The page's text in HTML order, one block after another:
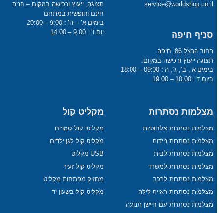
service@worldshop.co.il
סניף חיפה
רחוב הרצל 86, חיפה.
תצוגה ייעוץ ורכישה במקום.
בימים א’, ב’, ג’, ה’: 09:00 – 18:00
ביום ד’: 10:00 – 19:00
תצוגה, ייעוץ ורכישה במקום – חניה
חינם וחופשית במתחם
בימים א’ – ה’ : 9:00 – 20:00
יום ו’ : 9:00 – 14:00
מצלמות נסתרות
מצלמות נסתרות אלחוטיות
מצלמות נסתרות ניידות
מצלמות נסתרות לבית
מצלמות נסתרות למשרד
מצלמות נסתרות לרכב
מצלמות נסתרות ראיית לילה
מצלמות נסתרות עם חיישן תנועה
מקליט קול
מקליטי קול סמויים
מקליט קול לגן ילדים
USB מקליט
מקליט קול זעיר
מחזיק מפתחות מקליט
מקליט קול בשעון יד